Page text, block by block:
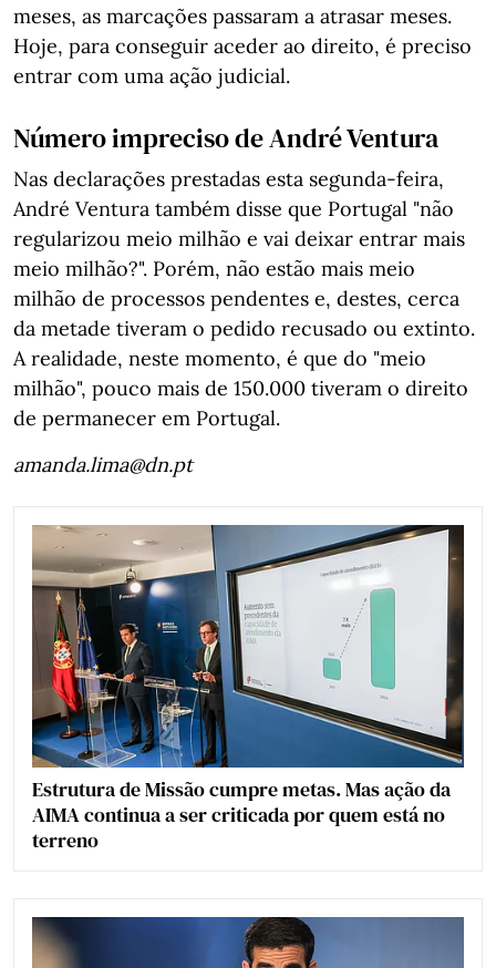
meses, as marcações passaram a atrasar meses.
Hoje, para conseguir aceder ao direito, é preciso
entrar com uma ação judicial.
Número impreciso de André Ventura
Nas declarações prestadas esta segunda-feira,
André Ventura também disse que Portugal "não
regularizou meio milhão e vai deixar entrar mais
meio milhão?". Porém, não estão mais meio
milhão de processos pendentes e, destes, cerca
da metade tiveram o pedido recusado ou extinto.
A realidade, neste momento, é que do "meio
milhão", pouco mais de 150.000 tiveram o direito
de permanecer em Portugal.
amanda.lima@dn.pt
Estrutura de Missão cumpre metas. Mas ação da
AIMA continua a ser criticada por quem está no
terreno